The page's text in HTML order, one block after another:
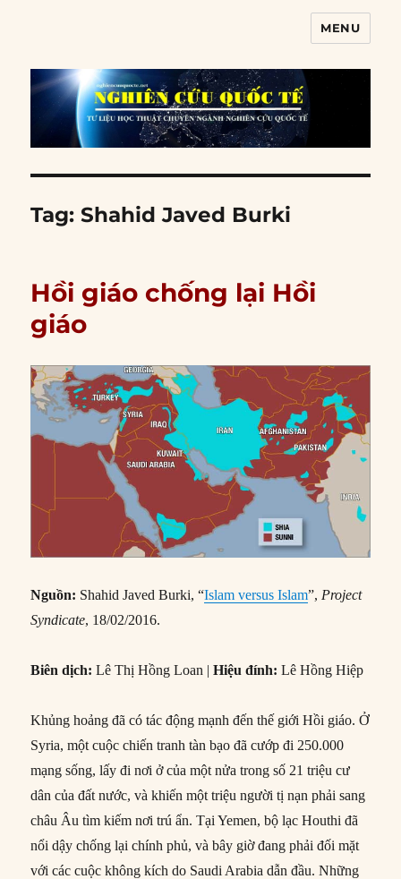
MENU
Tag:Shahid Javed Burki
Hồi giáo chống lại Hồi
giáo
Nguồn: Shahid Javed Burki, “Islam versus Islam”, Project
Syndicate, 18/02/2016.
Biên dịch: Lê Thị Hồng Loan |Hiệu đính:Lê Hồng Hiệp
Khủng hoảng đã có tác động mạnh đến thế giới Hồi giáo. Ở
Syria, một cuộc chiến tranh tàn bạo đã cướp đi 250.000
mạng sống, lấy đi nơi ở của một nửa trong số 21 triệu cư
dân của đất nước, và khiến một triệu người tị nạn phải sang
châu Âu tìm kiếm nơi trú ẩn. Tại Yemen, bộ lạc Houthi đã
nổi dậy chống lại chính phủ, và bây giờ đang phải đối mặt
với các cuộc không kích do Saudi Arabia dẫn đầu. Những